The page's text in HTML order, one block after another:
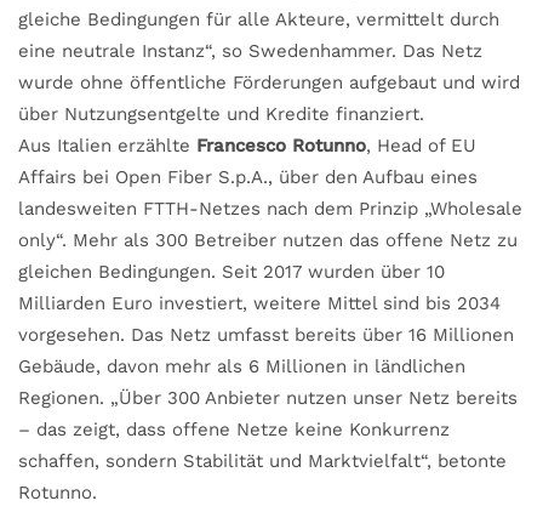
gleiche Bedingungen für alle Akteure, vermittelt durch
eine neutrale Instanz“, so Swedenhammer. Das Netz
wurde ohne öffentliche Förderungen aufgebaut und wird
über Nutzungsentgelte und Kredite finanziert.
Aus Italien erzählte Francesco Rotunno, Head of EU
Affairs bei Open Fiber S.p.A., über den Aufbau eines
landesweiten FTTH-Netzes nach dem Prinzip „Wholesale
only“. Mehr als 300 Betreiber nutzen das offene Netz zu
gleichen Bedingungen. Seit 2017 wurden über 10
Milliarden Euro investiert, weitere Mittel sind bis 2034
vorgesehen. Das Netz umfasst bereits über 16 Millionen
Gebäude, davon mehr als 6 Millionen in ländlichen
Regionen. „Über 300 Anbieter nutzen unser Netz bereits
– das zeigt, dass offene Netze keine Konkurrenz
schaffen, sondern Stabilität und Marktvielfalt“, betonte
Rotunno.